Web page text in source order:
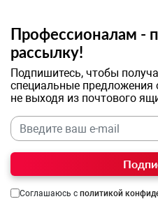
Профессионалам -
рассылку!
Подпишитесь, чтобы
специальные предложения
не выходя из почтового
Соглашаюсь с политикой